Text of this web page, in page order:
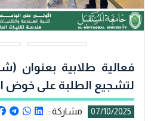
فعالية طلابية بعنوان
لتشجيع الطلبة على خوض
07/10/2025 مشاركة :